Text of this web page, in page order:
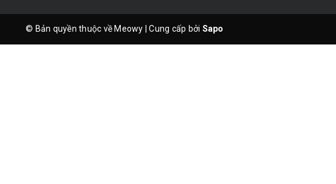
© Bản quyền thuộc về Meowy Cung cấp bởi Sapo